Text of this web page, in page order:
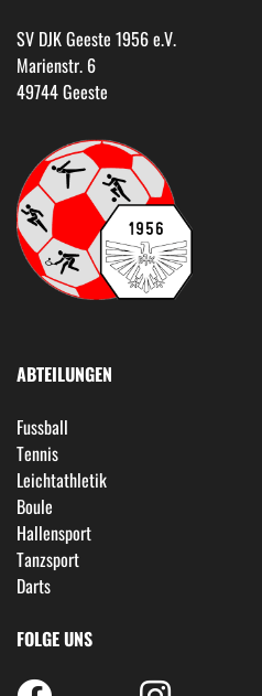
SV DJK Geeste 1956 e.V.
Marienstr. 6
49744 Geeste
ABTEILUNGEN
Fussball
Tennis
Leichtathletik
Boule
Hallensport
Tanzsport
Darts
FOLGE UNS